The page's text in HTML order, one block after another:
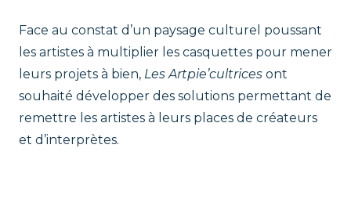
r
t
p
i
a
l
e
n
t
Face au constat d’un paysage culturel poussant
les artistes à multiplier les casquettes pour mener
leurs projets à bien, Les Artpie’cultrices ont
souhaité développer des solutions permettant de
remettre les artistes à leurs places de créateurs
et d’interprètes.